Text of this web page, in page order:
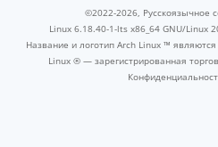
©2022-2026, Русскоязычное
Linux 6.18.40-1-lts x86_64 GNU/Linux
Название и логотип Arch Linux ™
Linux ® — зарегистрированная